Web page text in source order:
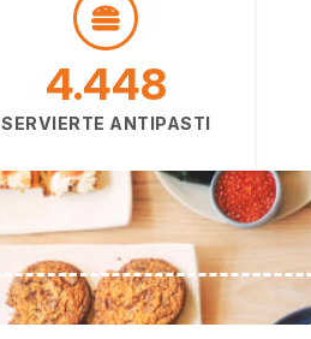
SERVIERTE ANTIPASTI
4.453